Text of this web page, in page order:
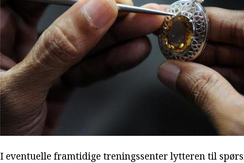
I eventuelle framtidige treningssenter lytteren til